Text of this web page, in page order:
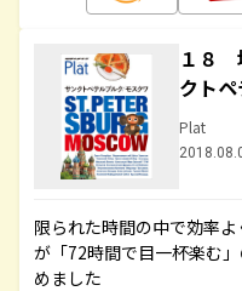
１８
クト
Plat
限られた時間の中で効率
が「72時間で目一杯楽む
めました